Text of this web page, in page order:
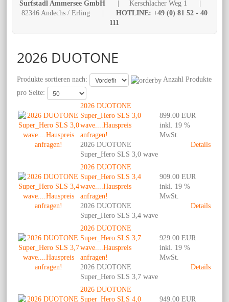
Surfstadl Ammersee GmbH | Kerschlacher Weg 1 |
82346 Andechs / Erling | HOTLINE: +49 (0) 81 52 - 40
111
2026 DUOTONE
Produkte sortieren nach:
Anzahl Produkte
pro Seite:
2026 DUOTONE
Super_Hero SLS 3,0
wave....Hauspreis
anfragen!
2026 DUOTONE
Super_Hero SLS 3,0 wave
899.00 EUR
inkl. 19 %
MwSt.
Details
2026 DUOTONE
Super_Hero SLS 3,4
wave....Hauspreis
anfragen!
2026 DUOTONE
Super_Hero SLS 3,4 wave
909.00 EUR
inkl. 19 %
MwSt.
Details
2026 DUOTONE
Super_Hero SLS 3,7
wave....Hauspreis
anfragen!
2026 DUOTONE
Super_Hero SLS 3,7 wave
929.00 EUR
inkl. 19 %
MwSt.
Details
2026 DUOTONE
Super_Hero SLS 4,0
949.00 EUR